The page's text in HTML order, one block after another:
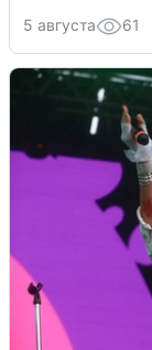
5 августа 61